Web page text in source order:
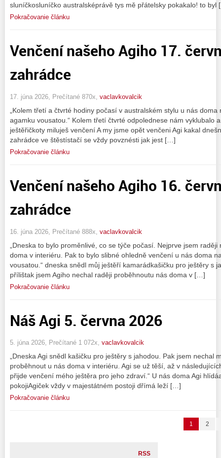
sluníčkosluníčko australsképrávě tys mě přátelsky pokakalo! to byl
Pokračovanie článku
Venčení našeho Agiho 17.
zahrádce
17. júna 2026, Prečítané 870x, vaclavkovalcik
„Kolem třetí a čtvrté hodiny počasí v australském stylu u nás
agamku vousatou.“ Kolem třetí čtvrté odpolednese nám vyklubalo
ještěřičkoty miluješ venčení A my jsme opět venčeni Agi kakal
zahrádce ve štěstístačí se vždy povznésti jak jest […]
Pokračovanie článku
Venčení našeho Agiho 16.
zahrádce
16. júna 2026, Prečítané 888x, vaclavkovalcik
„Dneska to bylo proměnlivé, co se týče počasí. Nejprve jsem
doma v interiéru. Pak to bylo slibné ohledně venčení u nás doma
vousatou.“ dneska snědl můj ještěří kamarádkašičku pro ještěry s
přílištak jsem Agiho nechal raději proběhnoutu nás doma v […]
Pokračovanie článku
Náš Agi 5. června 2026
5. júna 2026, Prečítané 1 072x, vaclavkovalcik
„Dneska Agi snědl kašičku pro ještěry s jahodou. Pak jsem nechal
proběhnout u nás doma v interiéru. Agi se už těší, až v
přijde venčení mého ještěra pro jeho zdraví.“ U nás doma Agi
pokojiAgiček vždy v majestátném postoji dřímá leží […]
Pokračovanie článku
1 2
RSS